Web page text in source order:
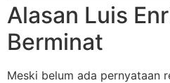
Alasan Luis
Berminat
Meski belum ada pernyataan